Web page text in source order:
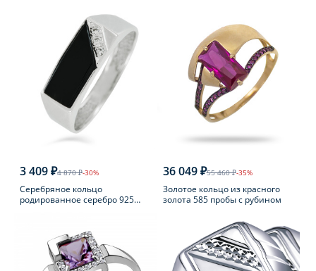
3 409 ₽4 870 ₽-30%
Серебряное кольцо
родированное серебро 925
36 049 ₽55 460 ₽-35%
Золотое кольцо из красного
золота 585 пробы с рубином